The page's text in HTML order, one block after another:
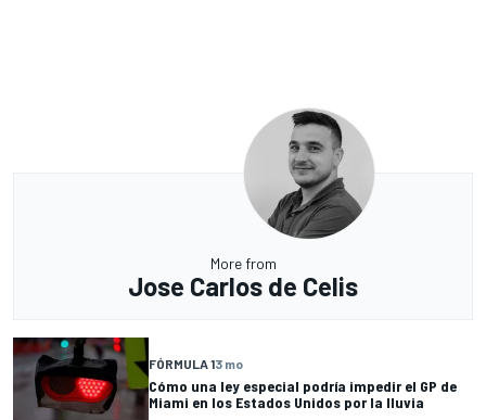
More from
Jose Carlos de Celis
FÓRMULA 13 mo
Cómo una ley especial podría impedir el GP de
Miami en los Estados Unidos por la lluvia